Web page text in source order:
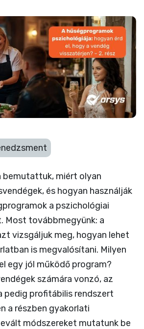
hogyan
a vendég
– 2. rész
bemutattuk, miért olyan
és hogyan használják
a pszichológiai
Most továbbmegyünk: a
vizsgáljuk meg, hogyan lehet
is megvalósítani. Milyen
egy jól működő program?
számára vonzó, az
pedig profitábilis rendszert
a részben gyakorlati
módszereket mutatunk be